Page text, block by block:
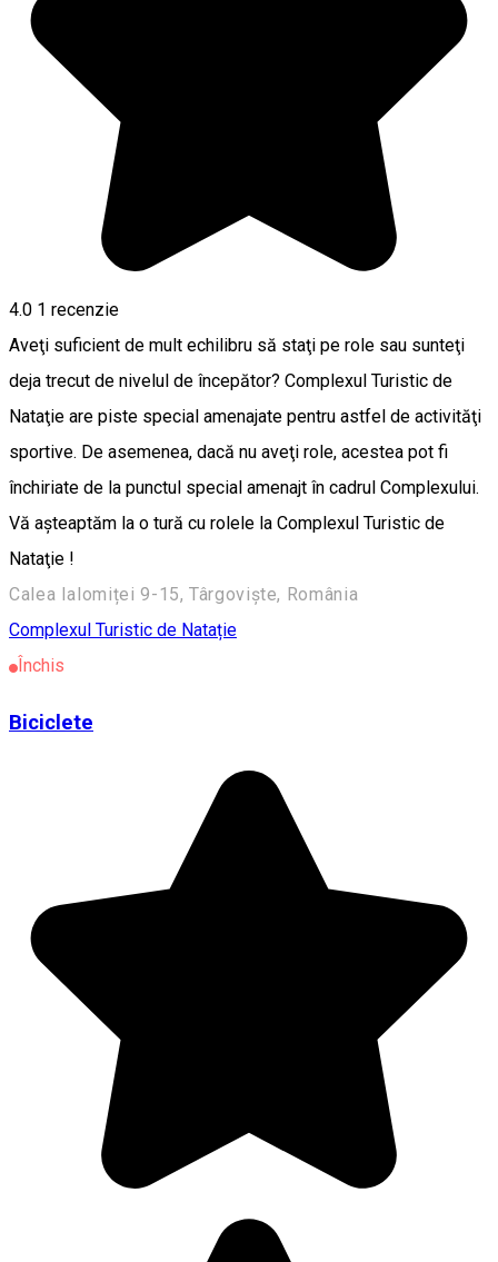
4.0 1 recenzie
Aveţi suficient de mult echilibru să staţi pe role sau sunteţi
deja trecut de nivelul de începător? Complexul Turistic de
Nataţie are piste special amenajate pentru astfel de activităţi
sportive. De asemenea, dacă nu aveţi role, acestea pot fi
închiriate de la punctul special amenajt în cadrul Complexului.
Vă aşteaptăm la o tură cu rolele la Complexul Turistic de
Nataţie !
Calea Ialomiței 9-15, Târgoviște, România
Complexul Turistic de Natație
Închis
Biciclete